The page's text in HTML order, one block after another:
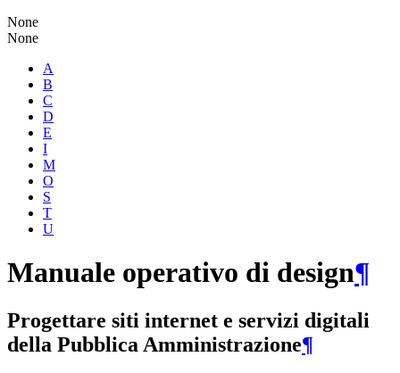
None
None
A
B
C
D
E
I
M
O
S
T
U
Manuale operativo di design¶
Progettare siti internet e servizi digitali
della Pubblica Amministrazione¶